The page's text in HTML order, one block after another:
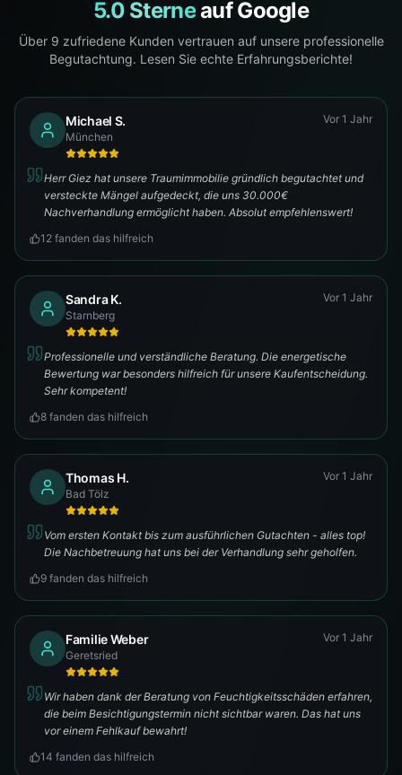
5.0 Sterneauf Google
Über 9 zufriedene Kunden vertrauen auf unsere professionelle
Begutachtung. Lesen Sie echte Erfahrungsberichte!
Michael S.
München
Vor 1 Jahr
Herr Giez hat unsere Traumimmobilie gründlich begutachtet und
versteckte Mängel aufgedeckt, die uns 30.000€
Nachverhandlung ermöglicht haben. Absolut empfehlenswert!
12 fanden das hilfreich
Sandra K.
Starnberg
Vor 1 Jahr
Professionelle und verständliche Beratung. Die energetische
Bewertung war besonders hilfreich für unsere Kaufentscheidung.
Sehr kompetent!
8 fanden das hilfreich
Thomas H.
Bad Tölz
Vor 1 Jahr
Vom ersten Kontakt bis zum ausführlichen Gutachten - alles top!
Die Nachbetreuung hat uns bei der Verhandlung sehr geholfen.
9 fanden das hilfreich
Familie Weber
Geretsried
Vor 1 Jahr
Wir haben dank der Beratung von Feuchtigkeitsschäden erfahren,
die beim Besichtigungstermin nicht sichtbar waren. Das hat uns
vor einem Fehlkauf bewahrt!
14 fanden das hilfreich